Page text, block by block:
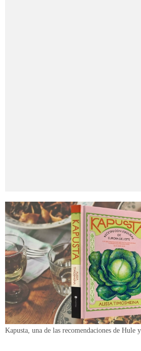
Kapusta, una de las recomendaciones de Hule